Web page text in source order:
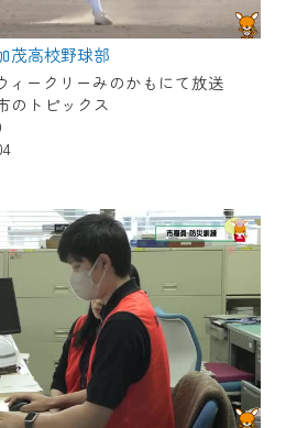
茂高校野球部
ークリーみのかもにて放送
のトピックス